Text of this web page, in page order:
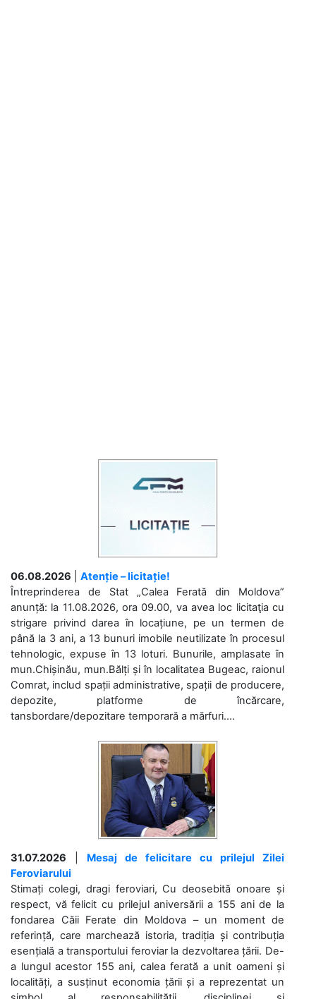
06.08.2026
Atenție – licitație!
Întreprinderea de Stat „Calea Ferată din Moldova”
anunță: la 11.08.2026, ora 09.00, va avea loc licitaţia cu
strigare privind darea în locațiune, pe un termen de
până la 3 ani, a 13 bunuri imobile neutilizate în procesul
tehnologic, expuse în 13 loturi. Bunurile, amplasate în
mun.Chișinău, mun.Bălți și în localitatea Bugeac, raionul
Comrat, includ spații administrative, spații de producere,
depozite, platforme de încărcare,
tansbordare/depozitare temporară a mărfuri....
31.07.2026
Mesaj de felicitare cu prilejul Zilei
Feroviarului
Stimați colegi, dragi feroviari, Cu deosebită onoare și
respect, vă felicit cu prilejul aniversării a 155 ani de la
fondarea Căii Ferate din Moldova – un moment de
referință, care marchează istoria, tradiția și contribuția
esențială a transportului feroviar la dezvoltarea țării. De-
a lungul acestor 155 ani, calea ferată a unit oameni și
localități, a susținut economia țării și a reprezentat un